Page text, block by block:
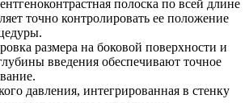
полоска по всей длине
точно контролировать ее положение
размера на боковой поверхности и
введения обеспечивают точное
давления, интегрированная в стенку